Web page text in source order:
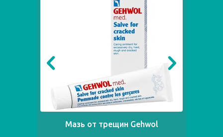
Мазь от трещин Gehwol